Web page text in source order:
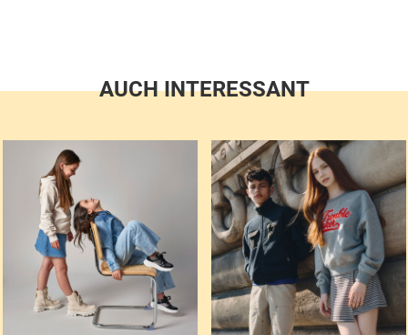
AUCH INTERESSANT